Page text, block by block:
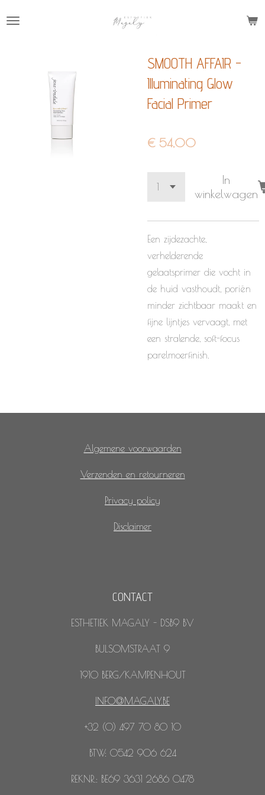
hoofdinhoud
SMOOTH AFFAIR -
Illuminating Glow
Facial Primer
€ 54,00
In
winkelwagen
Een zijdezachte,
verhelderende
gelaatsprimer die vocht in
de huid vasthoudt, poriën
minder zichtbaar maakt en
fijne lijntjes vervaagt, met
een stralende, soft-focus
parelmoerfinish.
Algemene voorwaarden
Verzenden en retourneren
Privacy policy
Disclaimer
CONTACT
ESTHETIEK MAGALY - DSB9 BV
BULSOMSTRAAT 9
1910 BERG/KAMPENHOUT
INFO@MAGALY.BE
+32 (0) 497 70 80 10
BTW: 0542 906 624
REKNR.: BE69 3631 2686 0478